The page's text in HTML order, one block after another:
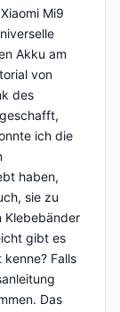
Mi9
Akku am
von
des
ich die
haben,
sie zu
Klebebänder
gibt es
Falls
Das